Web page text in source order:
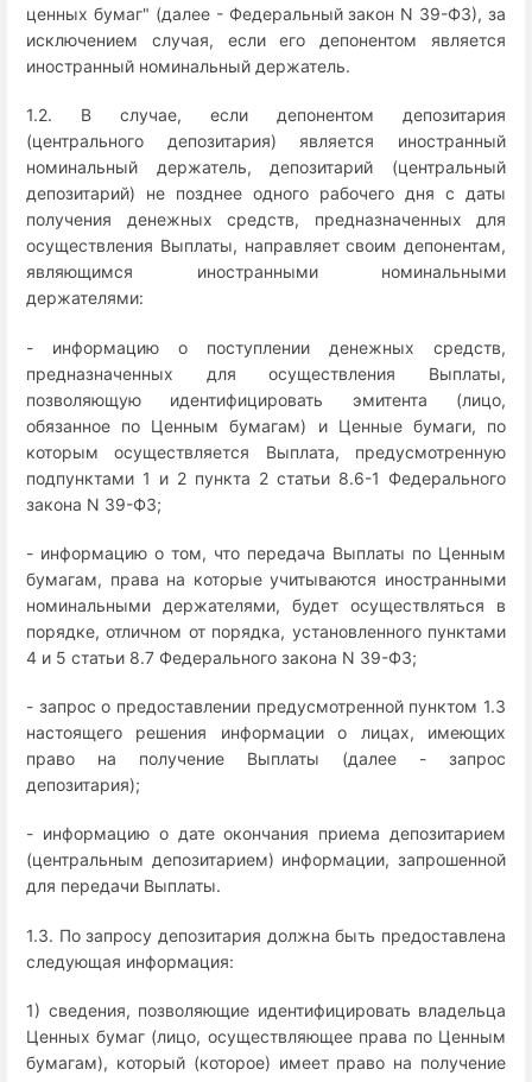
ценных бумаг" (далее - Федеральный закон N 39-ФЗ), за
исключением случая, если его депонентом является
иностранный номинальный держатель.
1.2. В случае, если депонентом депозитария
(центрального депозитария) является иностранный
номинальный держатель, депозитарий (центральный
депозитарий) не позднее одного рабочего дня с даты
получения денежных средств, предназначенных для
осуществления Выплаты, направляет своим депонентам,
являющимся иностранными номинальными
держателями:
- информацию о поступлении денежных средств,
предназначенных для осуществления Выплаты,
позволяющую идентифицировать эмитента (лицо,
обязанное по Ценным бумагам) и Ценные бумаги, по
которым осуществляется Выплата, предусмотренную
подпунктами 1 и 2 пункта 2 статьи 8.6-1 Федерального
закона N 39-ФЗ;
- информацию о том, что передача Выплаты по Ценным
бумагам, права на которые учитываются иностранными
номинальными держателями, будет осуществляться в
порядке, отличном от порядка, установленного пунктами
4 и 5 статьи 8.7 Федерального закона N 39-ФЗ;
- запрос о предоставлении предусмотренной пунктом 1.3
настоящего решения информации о лицах, имеющих
право на получение Выплаты (далее - запрос
депозитария);
- информацию о дате окончания приема депозитарием
(центральным депозитарием) информации, запрошенной
для передачи Выплаты.
1.3. По запросу депозитария должна быть предоставлена
следующая информация:
1) сведения, позволяющие идентифицировать владельца
Ценных бумаг (лицо, осуществляющее права по Ценным
бумагам), который (которое) имеет право на получение